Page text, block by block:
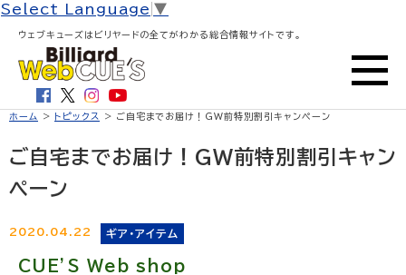
Select Language ▼
ウェブキューズはビリヤードの全てがわかる総合情報サイトです。
ホーム > トピックス > ご自宅までお届け！GW前特別割引キャンペーン
ご自宅までお届け！GW前特別割引キャン
ペーン
2020.04.22 ギア・アイテム
CUE’S Web shop